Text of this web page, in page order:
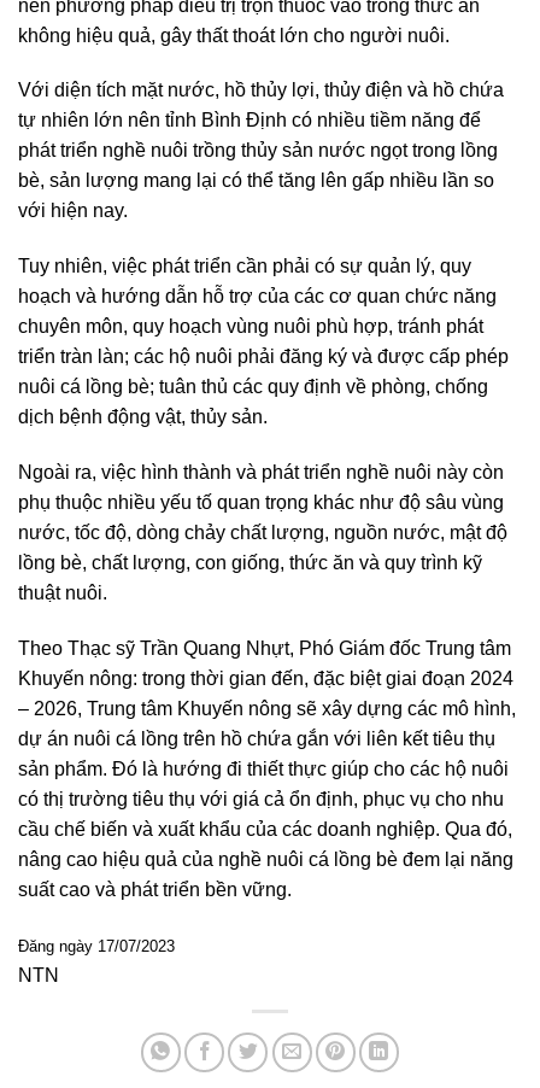
nên phương pháp điều trị trộn thuốc vào trong thức ăn
không hiệu quả, gây thất thoát lớn cho người nuôi.
Với diện tích mặt nước, hồ thủy lợi, thủy điện và hồ chứa
tự nhiên lớn nên tỉnh Bình Định có nhiều tiềm năng để
phát triển nghề nuôi trồng thủy sản nước ngọt trong lồng
bè, sản lượng mang lại có thể tăng lên gấp nhiều lần so
với hiện nay.
Tuy nhiên, việc phát triển cần phải có sự quản lý, quy
hoạch và hướng dẫn hỗ trợ của các cơ quan chức năng
chuyên môn, quy hoạch vùng nuôi phù hợp, tránh phát
triển tràn làn; các hộ nuôi phải đăng ký và được cấp phép
nuôi cá lồng bè; tuân thủ các quy định về phòng, chống
dịch bệnh động vật, thủy sản.
Ngoài ra, việc hình thành và phát triển nghề nuôi này còn
phụ thuộc nhiều yếu tố quan trọng khác như độ sâu vùng
nước, tốc độ, dòng chảy chất lượng, nguồn nước, mật độ
lồng bè, chất lượng, con giống, thức ăn và quy trình kỹ
thuật nuôi.
Theo Thạc sỹ Trần Quang Nhựt, Phó Giám đốc Trung tâm
Khuyến nông: trong thời gian đến, đặc biệt giai đoạn 2024
– 2026, Trung tâm Khuyến nông sẽ xây dựng các mô hình,
dự án nuôi cá lồng trên hồ chứa gắn với liên kết tiêu thụ
sản phẩm. Đó là hướng đi thiết thực giúp cho các hộ nuôi
có thị trường tiêu thụ với giá cả ổn định, phục vụ cho nhu
cầu chế biến và xuất khẩu của các doanh nghiệp. Qua đó,
nâng cao hiệu quả của nghề nuôi cá lồng bè đem lại năng
suất cao và phát triển bền vững.
Đăng ngày 17/07/2023
NTN